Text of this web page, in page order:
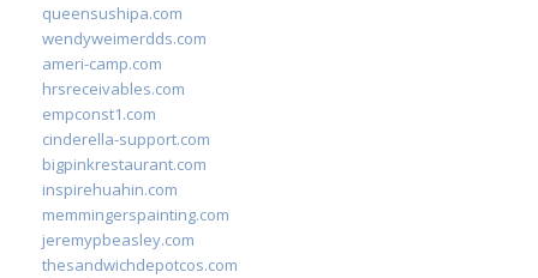
queensushipa.com
wendyweimerdds.com
ameri-camp.com
hrsreceivables.com
empconst1.com
cinderella-support.com
bigpinkrestaurant.com
inspirehuahin.com
memmingerspainting.com
jeremypbeasley.com
thesandwichdepotcos.com